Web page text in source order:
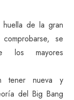
de la gran
se
los mayores
tener nueva y
del Big Bang